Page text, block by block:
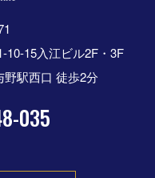
10-15入江ビル2F・3F
野駅西口 徒歩2分
035